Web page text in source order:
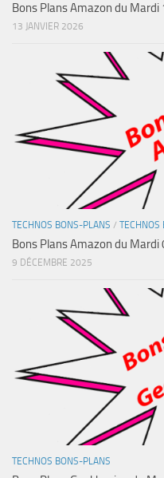
Bons Plans Amazon du Mardi
13 JANVIER 2026
TECHNOS BONS-PLANS / TECHNOS
Bons Plans Amazon du Mardi
9 DÉCEMBRE 2025
TECHNOS BONS-PLANS